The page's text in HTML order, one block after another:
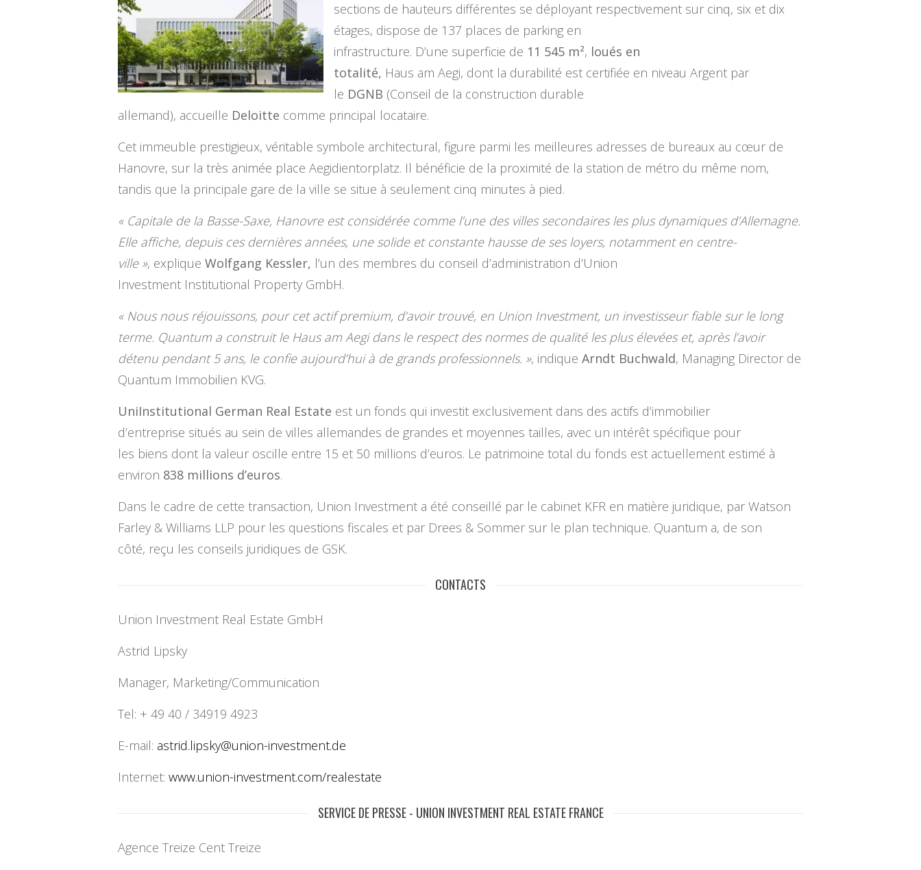
sections de hauteurs différentes se déployant respectivement sur cinq, six et dix
étages, dispose de 137 places de parking en
infrastructure. D’une superficie de 11 545 m², loués en
totalité, Haus am Aegi, dont la durabilité est certifiée en niveau Argent par
le DGNB (Conseil de la construction durable
allemand), accueille Deloitte comme principal locataire.
Cet immeuble prestigieux, véritable symbole architectural, figure parmi les meilleures adresses de bureaux au cœur de
Hanovre, sur la très animée place Aegidientorplatz. Il bénéficie de la proximité de la station de métro du même nom,
tandis que la principale gare de la ville se situe à seulement cinq minutes à pied.
« Capitale de la Basse-Saxe, Hanovre est considérée comme l’une des villes secondaires les plus dynamiques d’Allemagne.
Elle affiche, depuis ces dernières années, une solide et constante hausse de ses loyers, notamment en centre-
ville », expliqueWolfgang Kessler, l’un des membres du conseil d’administration d’Union
Investment Institutional Property GmbH.
« Nous nous réjouissons, pour cet actif premium, d’avoir trouvé, en Union Investment, un investisseur fiable sur le long
terme. Quantum a construit le Haus am Aegi dans le respect des normes de qualité les plus élevées et, après l’avoir
détenu pendant 5 ans, le confie aujourd’hui à de grands professionnels. », indiqueArndt Buchwald, Managing Director de
Quantum Immobilien KVG.
UniInstitutional German Real Estate est un fonds qui investit exclusivement dans des actifs d’immobilier
d’entreprise situés au sein de villes allemandes de grandes et moyennes tailles, avec un intérêt spécifique pour
les biens dont la valeur oscille entre 15 et 50 millions d’euros. Le patrimoine total du fonds est actuellement estimé à
environ 838 millions d’euros.
Dans le cadre de cette transaction, Union Investment a été conseillé par le cabinet KFR en matière juridique, par Watson
Farley & Williams LLP pour les questions fiscales et par Drees & Sommer sur le plan technique. Quantum a, de son
côté, reçu les conseils juridiques de GSK.
CONTACTS
Union Investment Real Estate GmbH
Astrid Lipsky
Manager, Marketing/Communication
Tel: + 49 40 / 34919 4923
E-mail: astrid.lipsky@union-investment.de
Internet:www.union-investment.com/realestate
SERVICE DE PRESSE - UNION INVESTMENT REAL ESTATE FRANCE
Agence Treize Cent Treize